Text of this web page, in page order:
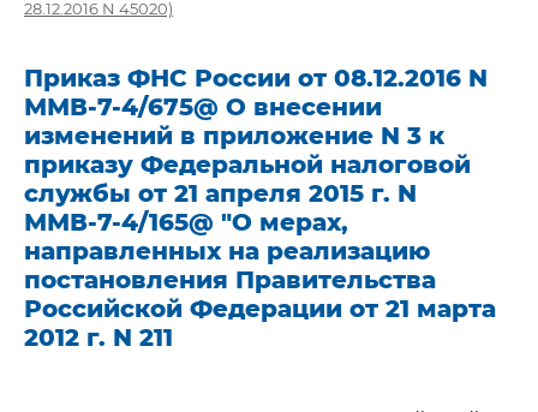
28.12.2016 N 45020)
Приказ ФНС России от 08.12.2016 N
ММВ-7-4/675@ О внесении
изменений в приложение N 3 к
приказу Федеральной налоговой
службы от 21 апреля 2015 г. N
ММВ-7-4/165@ "О мерах,
направленных на реализацию
постановления Правительства
Российской Федерации от 21 марта
2012 г. N 211